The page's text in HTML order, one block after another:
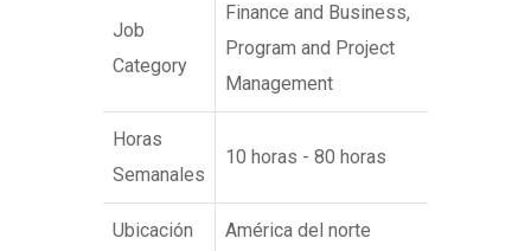
Job
Category
Finance and Business,
Program and Project
Management
Horas
Semanales
10 horas - 80 horas
Ubicación América del norte